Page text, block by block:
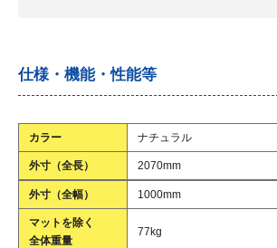
仕様・機能・性能等
カラー ナチュラル
外寸（全長） 2070mm
外寸（全幅） 1000mm
マットを除く
全体重量
77kg